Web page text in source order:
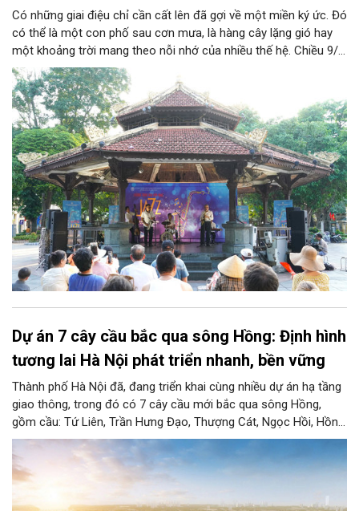
Có những giai điệu chỉ cần cất lên đã gợi về một miền ký ức. Đó
có thể là một con phố sau cơn mưa, là hàng cây lặng gió hay
một khoảng trời mang theo nỗi nhớ của nhiều thế hệ. Chiều 9/8,
tại Nhà Bát Giác - Vườn hoa Lý Thái Tổ, chương trình “Âm nhạc
cuối tuần” sẽ mở ra một không gian như thế, nơi mỗi tác phẩm
trở thành một lát cắt tinh tế về vẻ đẹp của con người và đời
sống.
Dự án 7 cây cầu bắc qua sông Hồng: Định hình
tương lai Hà Nội phát triển nhanh, bền vững
Thành phố Hà Nội đã, đang triển khai cùng nhiều dự án hạ tầng
giao thông, trong đó có 7 cây cầu mới bắc qua sông Hồng,
gồm cầu: Tứ Liên, Trần Hưng Đạo, Thượng Cát, Ngọc Hồi, Hồng
Hà, Mễ Sở và Vân Phúc. 7 cây cầu này vừa giải bài toán hạ tầng
giao thông Thủ đô, vừa thể hiện tầm nhìn chiến lược và cuộc
cách mạng không gian để định hình tương lai phát triển bền
vững Thủ đô trong kỷ nguyên mới.